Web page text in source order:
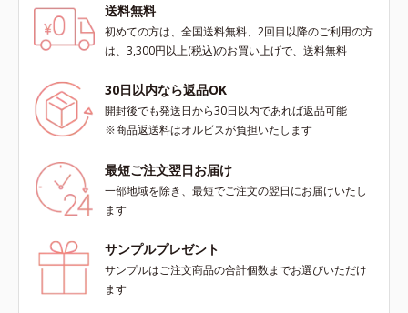
ません
送料無料
初めての方は、全国送料無料、2回目以降のご利用の方
は、3,300円以上(税込)のお買い上げで、送料無料
30日以内なら返品OK
開封後でも発送日から30日以内であれば返品可能
※商品返送料はオルビスが負担いたします
最短ご注文翌日お届け
一部地域を除き、最短でご注文の翌日にお届けいたし
ます
サンプルプレゼント
サンプルはご注文商品の合計個数までお選びいただけ
ます